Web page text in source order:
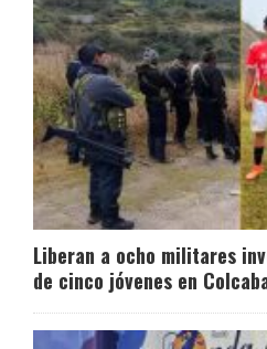
Liberan a ocho militares
de cinco jóvenes en